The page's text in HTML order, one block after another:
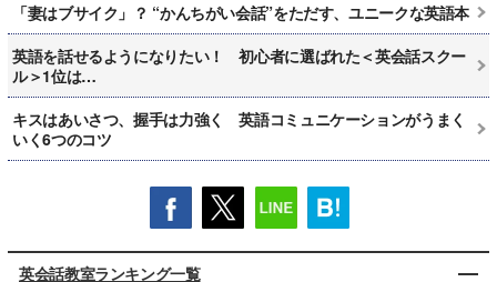
「妻はブサイク」？ “かんちがい会話”をただす、ユニークな英語本
英語を話せるようになりたい！ 初心者に選ばれた＜英会話スクー
ル＞1位は…
キスはあいさつ、握手は力強く 英語コミュニケーションがうまく
いく6つのコツ
英会話教室ランキング一覧